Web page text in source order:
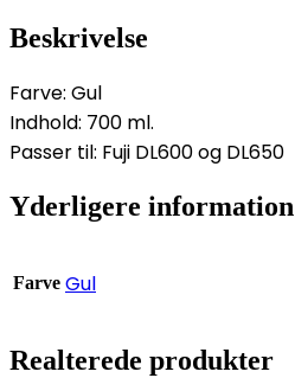
Beskrivelse
Farve: Gul
Indhold: 700 ml.
Passer til: Fuji DL600 og DL650
Yderligere information
Farve Gul
Realterede produkter